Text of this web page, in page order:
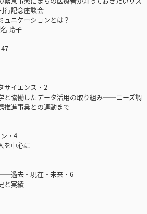
行記念座談会
ュニケーションとは？
玲子
サイエンス・2
と協働したデータ活用の取り組み──ニーズ調
推進事業との連動まで
・4
を中心に
過去・現在・未来・6
と実績